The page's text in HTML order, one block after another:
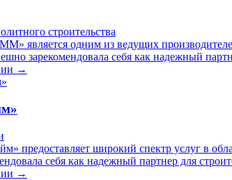
строительства
является одним из ведущих
зарекомендовала себя как надежный
→
предоставляет широкий спектр услуг в
себя как надежный партнер для
→